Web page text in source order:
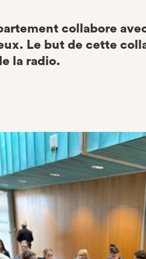
collabore
Le but de cette
la radio.